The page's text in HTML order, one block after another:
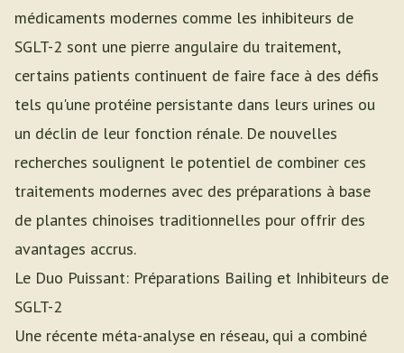
médicaments modernes comme les inhibiteurs de
SGLT-2 sont une pierre angulaire du traitement,
certains patients continuent de faire face à des défis
tels qu'une protéine persistante dans leurs urines ou
un déclin de leur fonction rénale. De nouvelles
recherches soulignent le potentiel de combiner ces
traitements modernes avec des préparations à base
de plantes chinoises traditionnelles pour offrir des
avantages accrus.
Le Duo Puissant: Préparations Bailing et Inhibiteurs de
SGLT-2
Une récente méta-analyse en réseau, qui a combiné